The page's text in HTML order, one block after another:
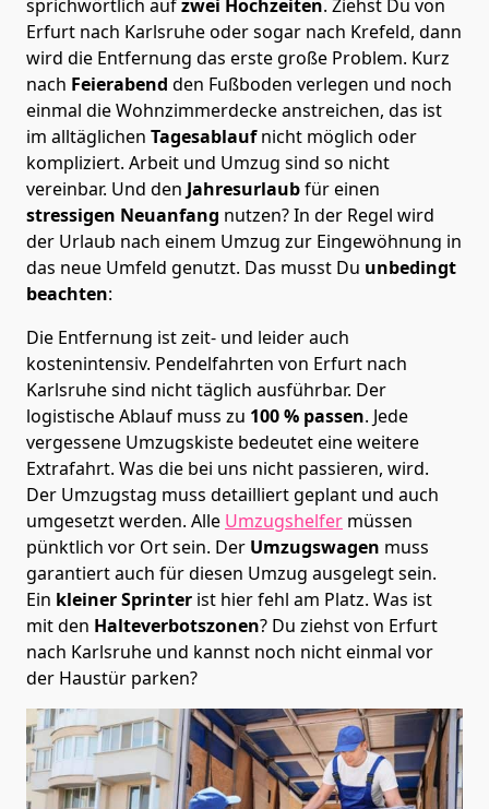
sprichwörtlich aufzwei Hochzeiten. Ziehst Du von
Erfurt nach Karlsruhe oder sogar nach Krefeld, dann
wird die Entfernung das erste große Problem. Kurz
nach Feierabend den Fußboden verlegen und noch
einmal die Wohnzimmerdecke anstreichen, das ist
im alltäglichen Tagesablaufnicht möglich oder
kompliziert. Arbeit und Umzug sind so nicht
vereinbar. Und den Jahresurlaubfür einen
stressigen Neuanfang nutzen? In der Regel wird
der Urlaub nach einem Umzug zur Eingewöhnung in
das neue Umfeld genutzt. Das musst Du unbedingt
beachten:
Die Entfernung ist zeit- und leider auch
kostenintensiv. Pendelfahrten von Erfurt nach
Karlsruhe sind nicht täglich ausführbar. Der
logistische Ablauf muss zu 100 % passen. Jede
vergessene Umzugskiste bedeutet eine weitere
Extrafahrt. Was die bei uns nicht passieren, wird.
Der Umzugstag muss detailliert geplant und auch
umgesetzt werden. Alle Umzugshelfer müssen
pünktlich vor Ort sein. Der Umzugswagen muss
garantiert auch für diesen Umzug ausgelegt sein.
Ein kleiner Sprinter ist hier fehl am Platz. Was ist
mit den Halteverbotszonen? Du ziehst von Erfurt
nach Karlsruhe und kannst noch nicht einmal vor
der Haustür parken?